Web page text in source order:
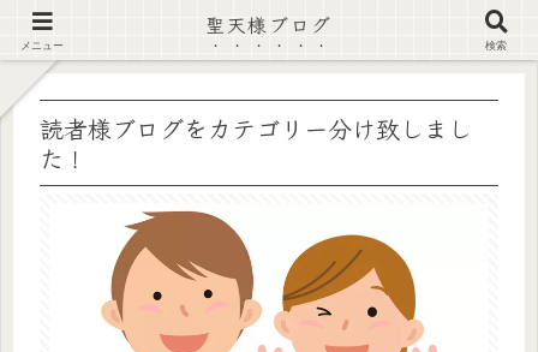
【注意喚起】偽サイト及び偽情報に注意 ▶確認する◀
読者様ブログをカテゴリー分け致しまし
た！
メニュー
聖天様ブログ
検索